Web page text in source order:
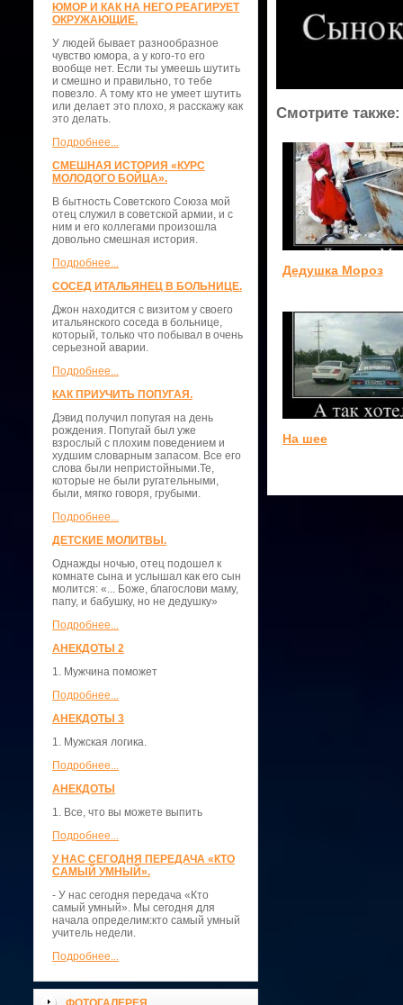
ЮМОР И КАК НА НЕГО РЕАГИРУЕТ
ОКРУЖАЮЩИЕ.
У людей бывает разнообразное
чувство юмора, а у кого-то его
вообще нет. Если ты умеешь шутить
и смешно и правильно, то тебе
повезло. А тому кто не умеет шутить
или делает это плохо, я расскажу как
это делать.
Подробнее...
СМЕШНАЯ ИСТОРИЯ «КУРС
МОЛОДОГО БОЙЦА».
В бытность Советского Союза мой
отец служил в советской армии, и с
ним и его коллегами произошла
довольно смешная история.
Подробнее...
СОСЕД ИТАЛЬЯНЕЦ В БОЛЬНИЦЕ.
Джон находится с визитом у своего
итальянского соседа в больнице,
который, только что побывал в очень
серьезной аварии.
Подробнее...
КАК ПРИУЧИТЬ ПОПУГАЯ.
Дэвид получил попугая на день
рождения. Попугай был уже
взрослый с плохим поведением и
худшим словарным запасом. Все его
слова были непристойными.Те,
которые не были ругательными,
были, мягко говоря, грубыми.
Подробнее...
ДЕТСКИЕ МОЛИТВЫ.
Однажды ночью, отец подошел к
комнате сына и услышал как его сын
молится: «... Боже, благослови маму,
папу, и бабушку, но не дедушку»
Подробнее...
АНЕКДОТЫ 2
1. Мужчина поможет
Подробнее...
АНЕКДОТЫ 3
1. Мужская логика.
Подробнее...
АНЕКДОТЫ
1. Все, что вы можете выпить
Подробнее...
У НАС СЕГОДНЯ ПЕРЕДАЧА «КТО
САМЫЙ УМНЫЙ».
- У нас сегодня передача «Кто
самый умный». Мы сегодня для
начала определим:кто самый умный
учитель недели.
Подробнее...
Смотрите также:
Дедушка Мороз
На шее